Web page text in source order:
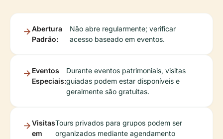
Abertura
Padrão:
Não abre regularmente; verificar
acesso baseado em eventos.
Eventos
Especiais:
Durante eventos patrimoniais, visitas
guiadas podem estar disponíveis e
geralmente são gratuitas.
Visitas
em
Tours privados para grupos podem ser
organizados mediante agendamento